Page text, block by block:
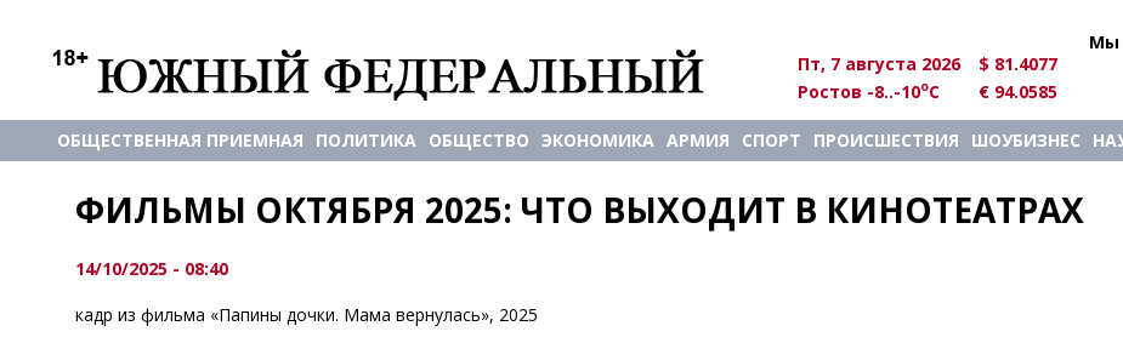
Мы
Пт, 7 августа 2026
$ 81.4077
Ростов -8..-10oC € 94.0585
ОБЩЕСТВЕННАЯ ПРИЕМНАЯ ПОЛИТИКА ОБЩЕСТВО ЭКОНОМИКА АРМИЯ СПОРТ ПРОИСШЕСТВИЯ ШОУБИЗНЕС
ФИЛЬМЫ ОКТЯБРЯ 2025: ЧТО ВЫХОДИТ В КИНОТЕАТРАХ
14/10/2025 - 08:40
кадр из фильма «Папины дочки. Мама вернулась», 2025